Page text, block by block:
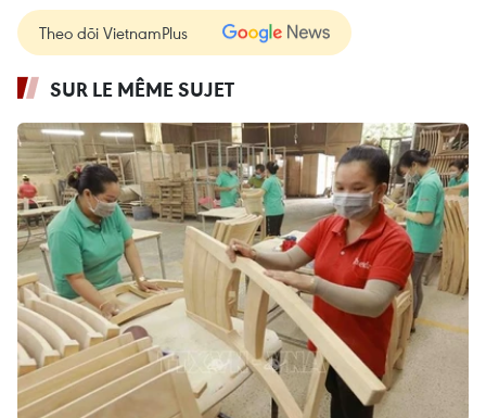
Theo dõi VietnamPlus
SUR LE MÊME SUJET